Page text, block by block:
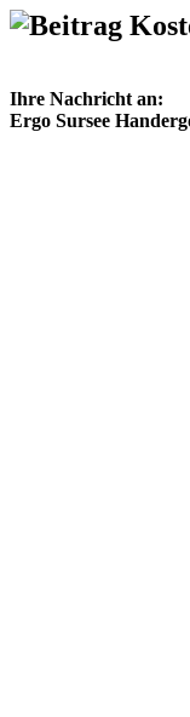
Ihre Nachricht an:
Ergo Sursee